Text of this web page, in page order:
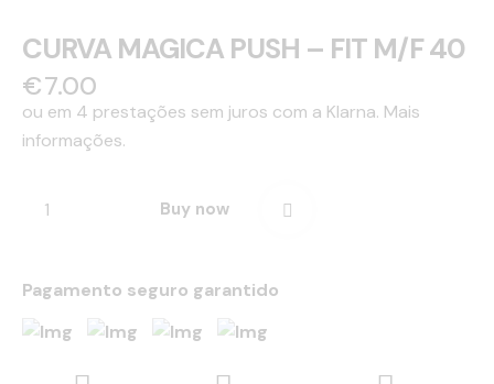
CURVA MAGICA PUSH – FIT M/F 40
€7.00
ou em 4 prestações sem juros com a Klarna. Mais
informações.
Buy now
Pagamento seguro garantido